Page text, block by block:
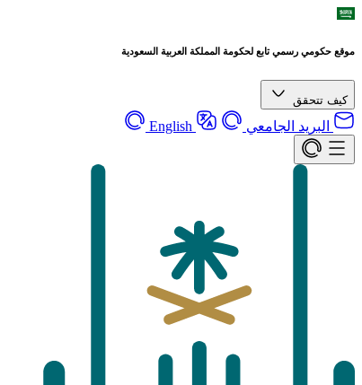
موقع حكومي رسمي تابع لحكومة المملكة العربية السعودية
كيف تتحقق
البريد الجامعي English